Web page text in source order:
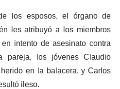
los esposos, el órgano de
les atribuyó a los miembros
intento de asesinato contra
pareja, los jóvenes Claudio
en la balacera, y Carlos
ileso.